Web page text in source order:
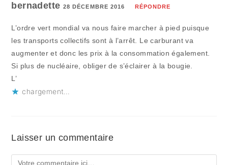
bernadette 28 DÉCEMBRE 2016 RÉPONDRE
L’ordre vert mondial va nous faire marcher à pied puisque
les transports collectifs sont à l’arrêt. Le carburant va
augmenter et donc les prix à la consommation également.
Si plus de nucléaire, obliger de s’éclairer à la bougie.
L’
chargement…
Laisser un commentaire
Comment